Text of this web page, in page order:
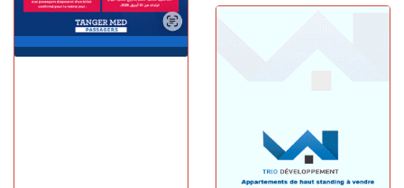
واتهامات زائفة تورط مرشحة
للهجرة السرية
أحرارين ينهي حياة سائق سيارة
أجرة ويصيب آخرين بجروح
السبت 08 غشت | 11:34